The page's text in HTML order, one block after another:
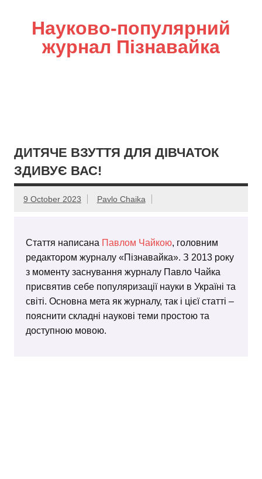
Науково-популярний
журнал Пізнавайка
ДИТЯЧЕ ВЗУТТЯ ДЛЯ ДІВЧАТОК
ЗДИВУЄ ВАС!
9 October 2023 Pavlo Chaika
Стаття написана Павлом Чайкою, головним
редактором журналу «Пізнавайка». З 2013 року
з моменту заснування журналу Павло Чайка
присвятив себе популяризації науки в Україні та
світі. Основна мета як журналу, так і цієї статті –
пояснити складні наукові теми простою та
доступною мовою.